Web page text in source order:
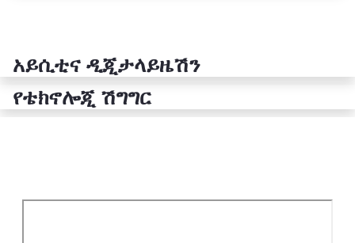
አይሲቲና ዲጂታላይዜሽን
የቴክኖሎጂ ሽግግር